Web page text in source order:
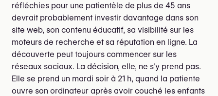
réfléchies pour une patientèle de plus de 45 ans
devrait probablement investir davantage dans son
site web, son contenu éducatif, sa visibilité sur les
moteurs de recherche et sa réputation en ligne. La
découverte peut toujours commencer sur les
réseaux sociaux. La décision, elle, ne s'y prend pas.
Elle se prend un mardi soir à 21 h, quand la patiente
ouvre son ordinateur après avoir couché les enfants